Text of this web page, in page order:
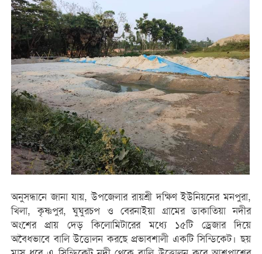
অনুসন্ধানে জানা যায়, উপজেলার রায়শ্রী দক্ষিণ ইউনিয়নের মনপুরা,
খিলা, কৃষ্ণপুর, ঘুঘুরচপ ও বেরনাইয়া গ্রামের ডাকাতিয়া নদীর
অংশের প্রায় দেড় কিলোমিটারের মধ্যে ১৫টি ড্রেজার দিয়ে
অবৈধভাবে বালি উত্তোলন করছে প্রভাবশালী একটি সিন্ডিকেট। ছয়